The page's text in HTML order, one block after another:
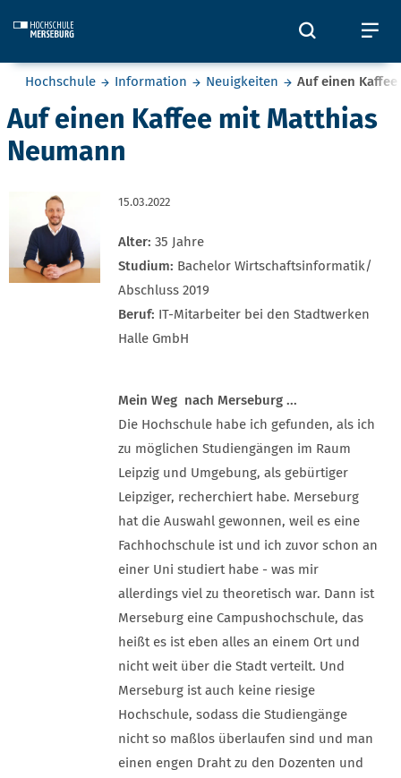
Öffnet
Sie befinden sich hier:
Hochschule Information Neuigkeiten Auf einen
Auf einen Kaffee mit Matthias
Neumann
15.03.2022
Alter: 35 Jahre
Studium: Bachelor Wirtschaftsinformatik/
Abschluss 2019
Beruf: IT-Mitarbeiter bei den Stadtwerken
Halle GmbH
Mein Weg nach Merseburg ...
Die Hochschule habe ich gefunden, als ich
zu möglichen Studiengängen im Raum
Leipzig und Umgebung, als gebürtiger
Leipziger, recherchiert habe. Merseburg
hat die Auswahl gewonnen, weil es eine
Fachhochschule ist und ich zuvor schon an
einer Uni studiert habe - was mir
allerdings viel zu theoretisch war. Dann ist
Merseburg eine Campushochschule, das
heißt es ist eben alles an einem Ort und
nicht weit über die Stadt verteilt. Und
Merseburg ist auch keine riesige
Hochschule, sodass die Studiengänge
nicht so maßlos überlaufen sind und man
einen engen Draht zu den Dozenten und